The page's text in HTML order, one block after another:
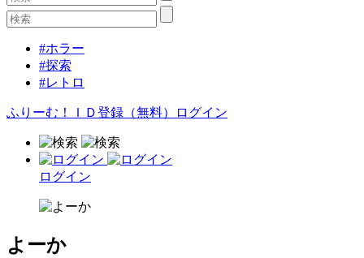
#ホラー
#探索
#レトロ
ふりーむ！ＩＤ登録（無料） ログイン
ログイン
よーか